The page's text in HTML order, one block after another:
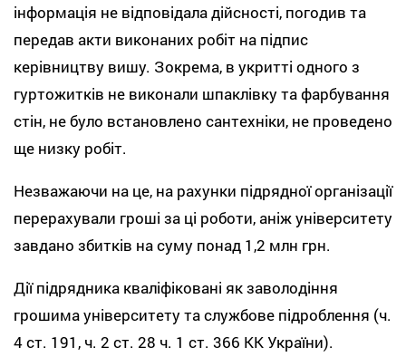
інформація не відповідала дійсності, погодив та
передав акти виконаних робіт на підпис
керівництву вишу. Зокрема, в укритті одного з
гуртожитків не виконали шпаклівку та фарбування
стін, не було встановлено сантехніки, не проведено
ще низку робіт.
Незважаючи на це, на рахунки підрядної організації
перерахували гроші за ці роботи, аніж університету
завдано збитків на суму понад 1,2 млн грн.
Дії підрядника кваліфіковані як заволодіння
грошима університету та службове підроблення (ч.
4 ст. 191, ч. 2 ст. 28 ч. 1 ст. 366 КК України).